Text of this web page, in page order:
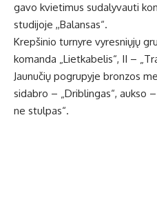
gavo kvietimus sudalyvauti
studijoje ,,Balansas“.
Krepšinio turnyre vyresniųjų
komanda „Lietkabelis“, II –
Jaunučių pogrupyje bronzos
sidabro – „Driblingas“, aukso
ne stulpas“.